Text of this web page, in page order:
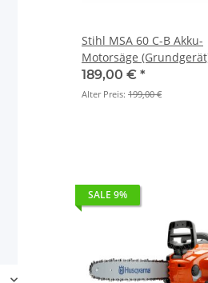
Stihl MSA 60 C-B Akku-
Motorsäge
189,00 € *
Alter Preis: 199,00 €
SALE 9%